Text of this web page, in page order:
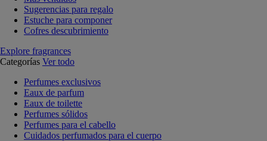
Sugerencias para regalo
Estuche para componer
Cofres descubrimiento
Explore fragrances
Categorías Ver todo
Perfumes exclusivos
Eaux de parfum
Eaux de toilette
Perfumes sólidos
Perfumes para el cabello
Cuidados perfumados para el cuerpo